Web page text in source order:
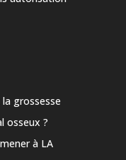
grossesse
osseux ?
à LA